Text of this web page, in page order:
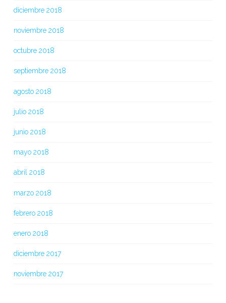
diciembre 2018
noviembre 2018
octubre 2018
septiembre 2018
agosto 2018
julio 2018
junio 2018
mayo 2018
abril 2018
marzo 2018
febrero 2018
enero 2018
diciembre 2017
noviembre 2017